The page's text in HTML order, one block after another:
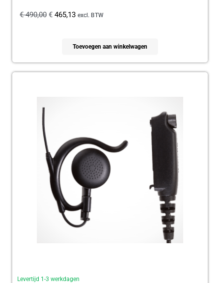
€490,00 € 465,13 excl. BTW
Toevoegen aan winkelwagen
Levertijd 1-3 werkdagen